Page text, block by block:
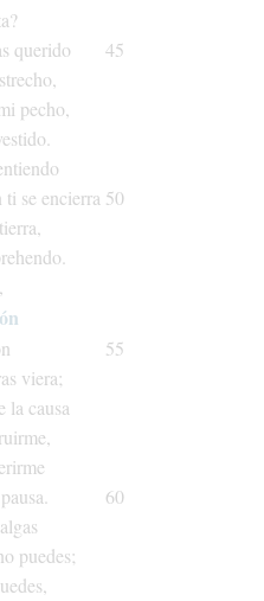
querido
45
pecho,
ti se encierra 50
tierra,
55
viera;
lacausa
pausa.
60
puedes;